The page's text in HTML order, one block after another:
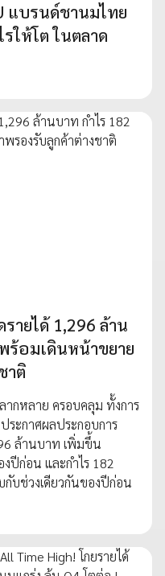
แบรนด์ชานมไทย
ให้โต ในตลาด
ายได้ 1,296 ล้าน
ร้อมเดินหน้าขยาย
าติ
ากหลาย ครอบคลุม ทั้งการ
ระกาศผลประกอบการ
ล้านบาท เพิ่มขึ้น
ปีก่อน และกำไร 182
บช่วงเดียวกันของปีก่อน